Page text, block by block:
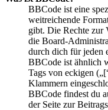
BBCode ist eine
weitreichende
gibt. Die Rechte zur
die Board-
durch dich für jeden
BBCode ist ähnlich
Tags von eckigen
Klammern
BBCode findest du
der Seite zur